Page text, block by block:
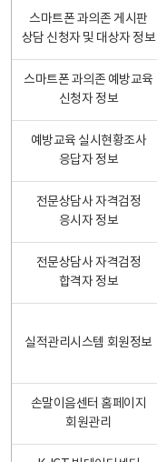
스마트폰 과의존 게시판
상담 신청자 및 대상자 정보
스마트폰 과의존 예방교육
신청자 정보
예방교육 실시현황조사
응답자 정보
전문상담사 자격검정
응시자 정보
전문상담사 자격검정
합격자 정보
실적관리시스템 회원정보
손말이음센터 홈페이지
회원관리